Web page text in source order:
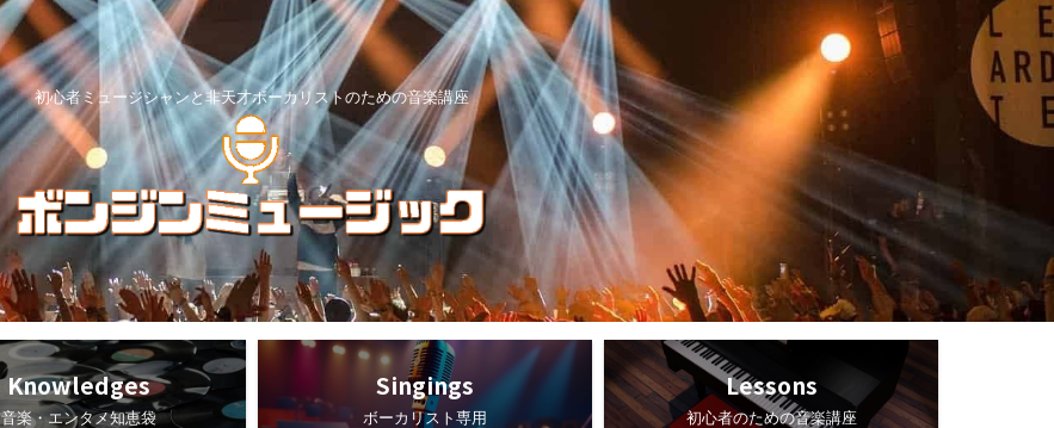
初心者ミュージシャンと非天才ボーカリストのための音楽講座
Knowledges
音楽・エンタメ知恵袋
Singings
ボーカリスト専用
Lessons
初心者のための音楽講座